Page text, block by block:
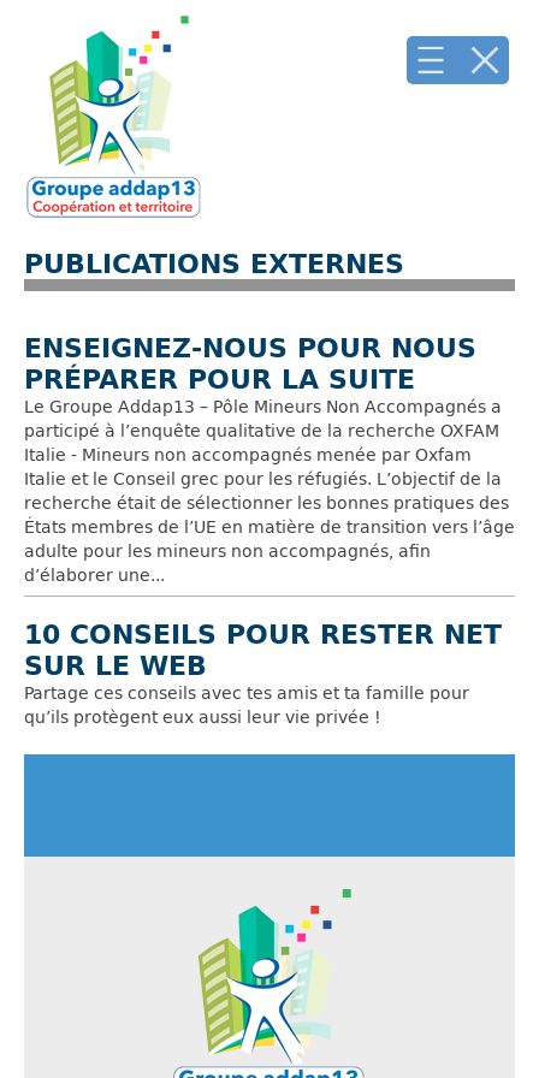
PUBLICATIONS EXTERNES
ENSEIGNEZ-NOUS POUR NOUS
PRÉPARER POUR LA SUITE
Le Groupe Addap13 – Pôle Mineurs Non Accompagnés a
participé à l’enquête qualitative de la recherche OXFAM
Italie - Mineurs non accompagnés menée par Oxfam
Italie et le Conseil grec pour les réfugiés. L’objectif de la
recherche était de sélectionner les bonnes pratiques des
États membres de l’UE en matière de transition vers l’âge
adulte pour les mineurs non accompagnés, afin
d’élaborer une...
10 CONSEILS POUR RESTER NET
SUR LE WEB
Partage ces conseils avec tes amis et ta famille pour
qu’ils protègent eux aussi leur vie privée !